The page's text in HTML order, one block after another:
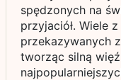
spędzonych na
przyjaciół. Wiele
przekazywanych
tworząc silną